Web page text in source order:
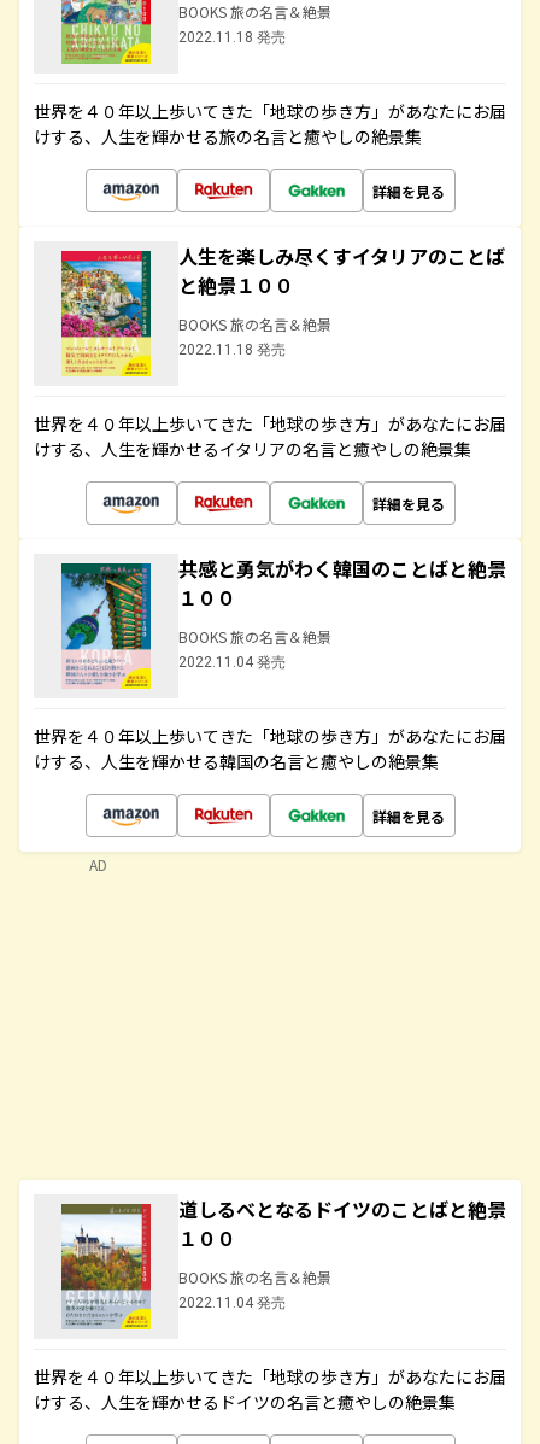
BOOKS 旅の名言＆絶景
2022.11.18 発売
世界を４０年以上歩いてきた「地球の歩き方」があなたにお届
けする、人生を輝かせる旅の名言と癒やしの絶景集
詳細を見る
人生を楽しみ尽くすイタリアのことば
と絶景１００
BOOKS 旅の名言＆絶景
2022.11.18 発売
世界を４０年以上歩いてきた「地球の歩き方」があなたにお届
けする、人生を輝かせるイタリアの名言と癒やしの絶景集
詳細を見る
共感と勇気がわく韓国のことばと絶景
１００
BOOKS 旅の名言＆絶景
2022.11.04 発売
世界を４０年以上歩いてきた「地球の歩き方」があなたにお届
けする、人生を輝かせる韓国の名言と癒やしの絶景集
詳細を見る
道しるべとなるドイツのことばと絶景
１００
BOOKS 旅の名言＆絶景
2022.11.04 発売
世界を４０年以上歩いてきた「地球の歩き方」があなたにお届
けする、人生を輝かせるドイツの名言と癒やしの絶景集
AD